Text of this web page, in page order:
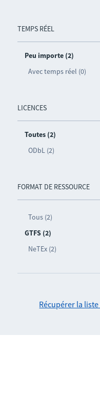
TEMPS RÉEL
Peu importe (2)
Avec temps réel (0)
LICENCES
Toutes (2)
ODbL (2)
FORMAT DE RESSOURCE
Tous (2)
GTFS (2)
NeTEx (2)
Récupérer la